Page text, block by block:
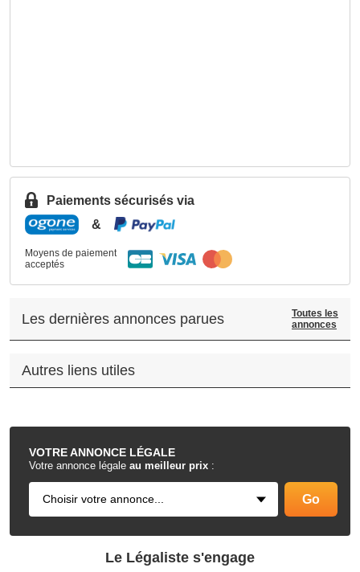
VOTREANNONCE LÉGALE
Votre annonce légale au meilleur prix :
Paiements sécurisés via
&
Moyens de paiement
acceptés
Les dernières annonces parues
Toutes les
annonces
Autres liens utiles
.
Le Légaliste s'engage